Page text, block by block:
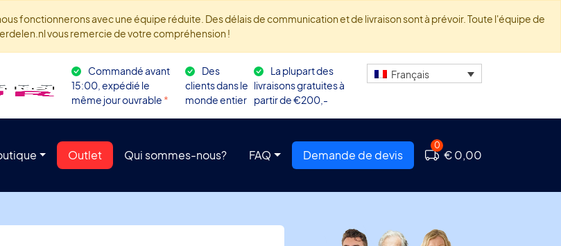
fonctionnerons avec une équipe réduite. Des délais de communication et de livraison sont à prévoir. Toute l'équipe de
vous remercie de votre compréhension !
Commandé avant
15:00, expédié le
même jour ouvrable *
Des
clients dans le
monde entier
La plupart des
livraisons gratuites à
partir de €200,-
Français
Outlet Qui sommes-nous? FAQ Demande de devis
0
€ 0,00